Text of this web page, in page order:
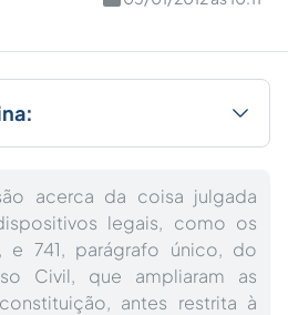
acerca da coisa julgada
legais, como os
e 741, parágrafo único, do
Civil, que ampliaram as
antes restrita à